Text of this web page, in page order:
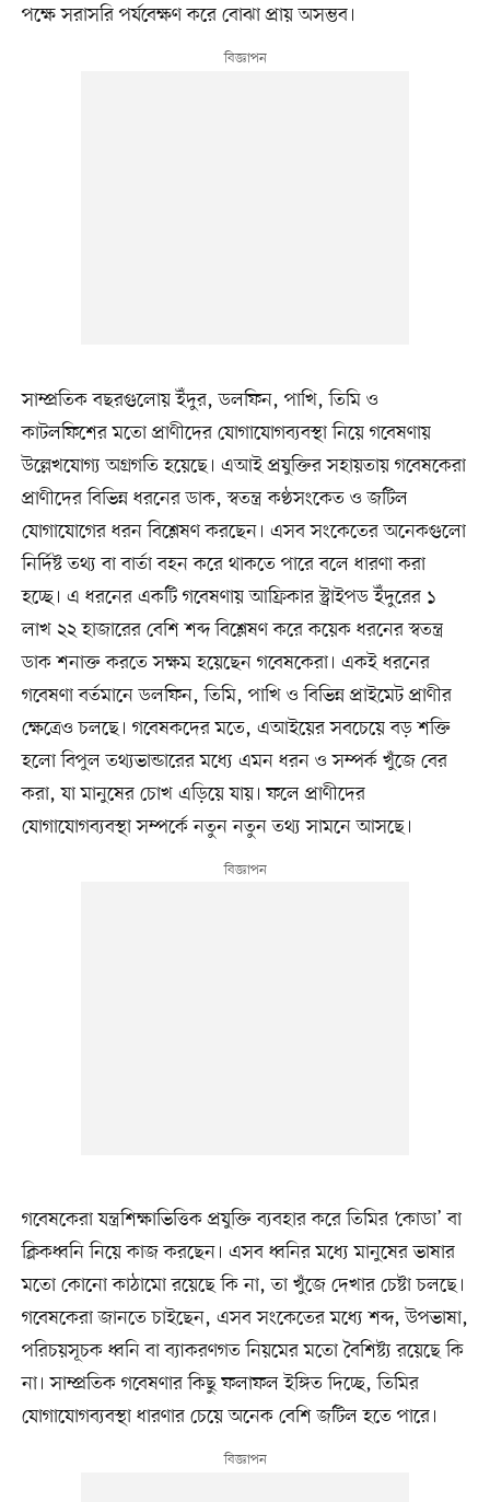
পক্ষে সরাসরি পর্যবেক্ষণ করে বোঝা প্রায় অসম্ভব।
সাম্প্রতিক বছরগুলোয় ইঁদুর, ডলফিন, পাখি, তিমি ও
কাটলফিশের মতো প্রাণীদের যোগাযোগব্যবস্থা নিয়ে গবেষণায়
উল্লেখযোগ্য অগ্রগতি হয়েছে। এআই প্রযুক্তির সহায়তায় গবেষকেরা
প্রাণীদের বিভিন্ন ধরনের ডাক, স্বতন্ত্র কণ্ঠসংকেত ও জটিল
যোগাযোগের ধরন বিশ্লেষণ করছেন। এসব সংকেতের অনেকগুলো
নির্দিষ্ট তথ্য বা বার্তা বহন করে থাকতে পারে বলে ধারণা করা
হচ্ছে। এ ধরনের একটি গবেষণায় আফ্রিকার স্ট্রাইপড ইঁদুরের ১
লাখ ২২ হাজারের বেশি শব্দ বিশ্লেষণ করে কয়েক ধরনের স্বতন্ত্র
ডাক শনাক্ত করতে সক্ষম হয়েছেন গবেষকেরা। একই ধরনের
গবেষণা বর্তমানে ডলফিন, তিমি, পাখি ও বিভিন্ন প্রাইমেট প্রাণীর
ক্ষেত্রেও চলছে। গবেষকদের মতে, এআইয়ের সবচেয়ে বড় শক্তি
হলো বিপুল তথ্যভান্ডারের মধ্যে এমন ধরন ও সম্পর্ক খুঁজে বের
করা, যা মানুষের চোখ এড়িয়ে যায়। ফলে প্রাণীদের
যোগাযোগব্যবস্থা সম্পর্কে নতুন নতুন তথ্য সামনে আসছে।
গবেষকেরা যন্ত্রশিক্ষাভিত্তিক প্রযুক্তি ব্যবহার করে তিমির ‘কোডা’ বা
ক্লিকধ্বনি নিয়ে কাজ করছেন। এসব ধ্বনির মধ্যে মানুষের ভাষার
মতো কোনো কাঠামো রয়েছে কি না, তা খুঁজে দেখার চেষ্টা চলছে।
গবেষকেরা জানতে চাইছেন, এসব সংকেতের মধ্যে শব্দ, উপভাষা,
পরিচয়সূচক ধ্বনি বা ব্যাকরণগত নিয়মের মতো বৈশিষ্ট্য রয়েছে কি
না। সাম্প্রতিক গবেষণার কিছু ফলাফল ইঙ্গিত দিচ্ছে, তিমির
যোগাযোগব্যবস্থা ধারণার চেয়ে অনেক বেশি জটিল হতে পারে।